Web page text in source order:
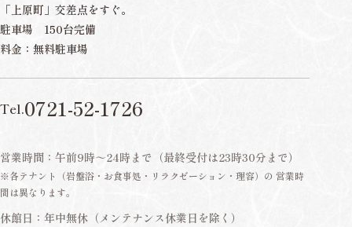
「上原町」交差点をすぐ。
駐車場 150台完備
料金：無料駐車場
Tel.0721-52-1726
営業時間：午前9時～24時まで（最終受付は23時30分まで）
※各テナント（岩盤浴・お食事処・リラクゼーション・理容）の 営業時
間は異なります。
休館日：年中無休（メンテナンス休業日を除く）